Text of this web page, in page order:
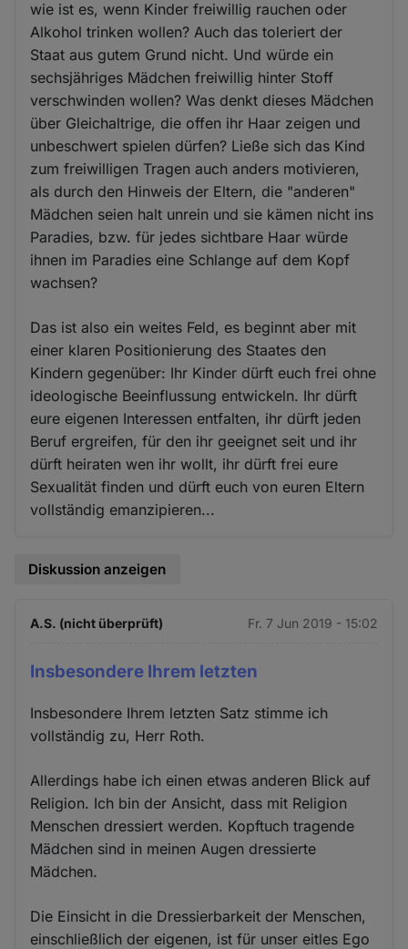
wie ist es, wenn Kinder freiwillig rauchen oder
Alkohol trinken wollen? Auch das toleriert der
Staat aus gutem Grund nicht. Und würde ein
sechsjähriges Mädchen freiwillig hinter Stoff
verschwinden wollen? Was denkt dieses Mädchen
über Gleichaltrige, die offen ihr Haar zeigen und
unbeschwert spielen dürfen? Ließe sich das Kind
zum freiwilligen Tragen auch anders motivieren,
als durch den Hinweis der Eltern, die "anderen"
Mädchen seien halt unrein und sie kämen nicht ins
Paradies, bzw. für jedes sichtbare Haar würde
ihnen im Paradies eine Schlange auf dem Kopf
wachsen?
Das ist also ein weites Feld, es beginnt aber mit
einer klaren Positionierung des Staates den
Kindern gegenüber: Ihr Kinder dürft euch frei ohne
ideologische Beeinflussung entwickeln. Ihr dürft
eure eigenen Interessen entfalten, ihr dürft jeden
Beruf ergreifen, für den ihr geeignet seit und ihr
dürft heiraten wen ihr wollt, ihr dürft frei eure
Sexualität finden und dürft euch von euren Eltern
vollständig emanzipieren...
Diskussion anzeigen
A.S. (nicht überprüft) Fr. 7 Jun 2019 - 15:02
Insbesondere Ihrem letzten
Insbesondere Ihrem letzten Satz stimme ich
vollständig zu, Herr Roth.
Allerdings habe ich einen etwas anderen Blick auf
Religion. Ich bin der Ansicht, dass mit Religion
Menschen dressiert werden. Kopftuch tragende
Mädchen sind in meinen Augen dressierte
Mädchen.
Die Einsicht in die Dressierbarkeit der Menschen,
einschließlich der eigenen, ist für unser eitles Ego